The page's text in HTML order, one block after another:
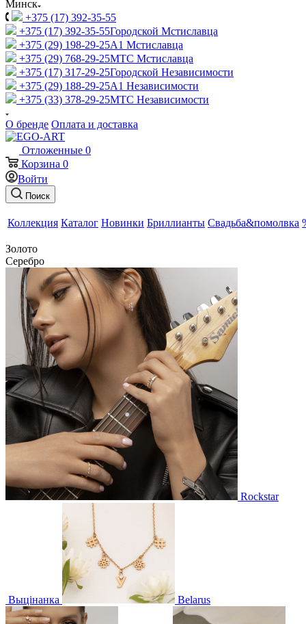
Минск
+375 (17) 392-35-55
+375 (17) 392-35-55Городской Мстиславца
+375 (29) 198-29-25A1 Мстиславца
+375 (29) 768-29-25МТС Мстиславца
+375 (17) 317-29-25Городской Независимости
+375 (29) 188-29-25A1 Независимости
+375 (33) 378-29-25МТС Независимости
О бренде Оплата и доставка
Отложенные 0
Корзина 0
Войти
Поиск
Коллекция Каталог Новинки Бриллианты Свадьба&помолвка
Золото
Серебро
Rockstar
Выцінанка Belarus